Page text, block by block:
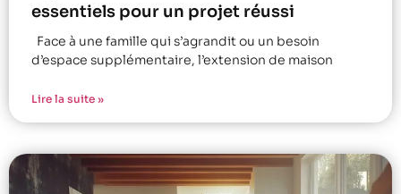
essentiels pour un projet réussi
Face à une famille qui s’agrandit ou un besoin
d’espace supplémentaire, l’extension de maison
Lire la suite »